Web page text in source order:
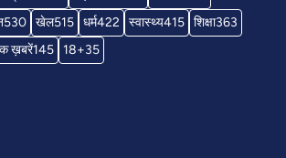
530 खेल515 धर्म422 स्वास्थ्य415 शिक्षा363
ख़बरें145 18+35